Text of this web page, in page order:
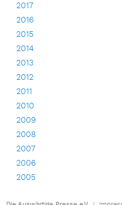
2017
2016
2015
2014
2013
2012
2011
2010
2009
2008
2007
2006
2005